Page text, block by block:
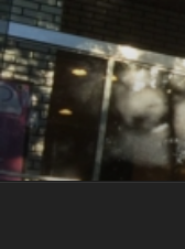
コ
ン
テ
ン
ツ
ス